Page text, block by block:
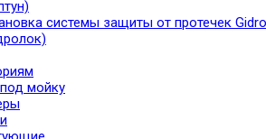
системы защиты от протечек
мойку